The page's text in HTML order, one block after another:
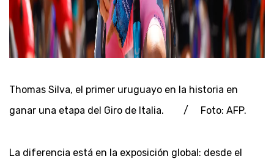
Thomas Silva, el primer uruguayo en la historia en
ganar una etapa del Giro de Italia. / Foto: AFP.
La diferencia está en la exposición global: desde el